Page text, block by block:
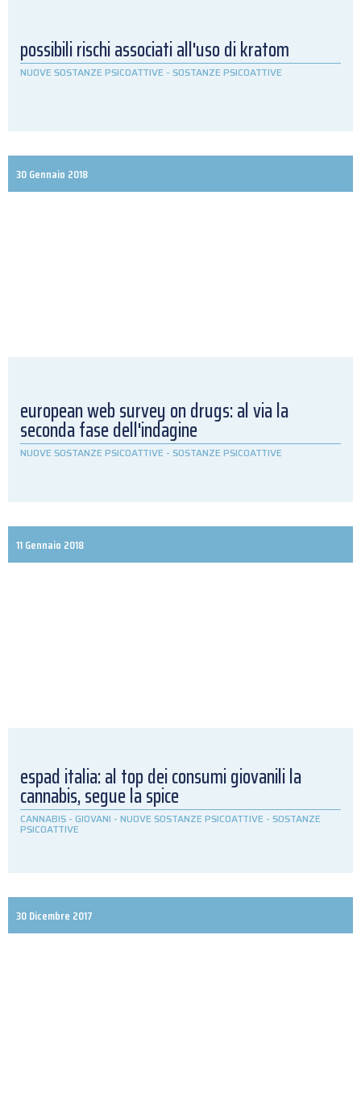
possibili rischi associati all'uso di kratom
NUOVE SOSTANZE PSICOATTIVE - SOSTANZE PSICOATTIVE
30 Gennaio 2018
european web survey on drugs: al via la
seconda fase dell'indagine
NUOVE SOSTANZE PSICOATTIVE - SOSTANZE PSICOATTIVE
11 Gennaio 2018
espad italia: al top dei consumi giovanili la
cannabis, segue la spice
CANNABIS - GIOVANI - NUOVE SOSTANZE PSICOATTIVE - SOSTANZE
PSICOATTIVE
30 Dicembre 2017